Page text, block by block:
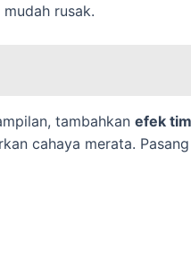
rusak.
tambahkan efek
cahaya merata. Pasang